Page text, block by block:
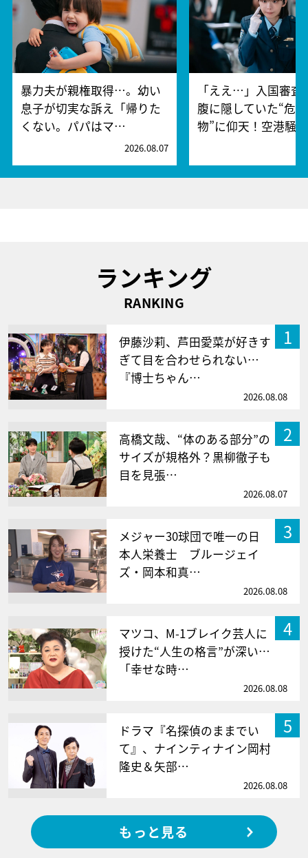
暴力夫が親権取得…。幼い
息子が切実な訴え「帰りた
くない。パパはマ…
2026.08.07
「ええ…」入国審査
腹に隠していた“危
物”に仰天！空港騒
ランキング
RANKING
1
伊藤沙莉、芦田愛菜が好きす
ぎて目を合わせられない…
『博士ちゃん…
2026.08.08
2
高橋文哉、“体のある部分”の
サイズが規格外？黒柳徹子も
目を見張…
2026.08.07
3
メジャー30球団で唯一の日
本人栄養士 ブルージェイ
ズ・岡本和真…
2026.08.08
4
マツコ、M-1ブレイク芸人に
授けた“人生の格言”が深い…
「幸せな時…
2026.08.08
5
ドラマ『名探偵のままでい
て』、ナインティナイン岡村
隆史＆矢部…
2026.08.08
もっと見る